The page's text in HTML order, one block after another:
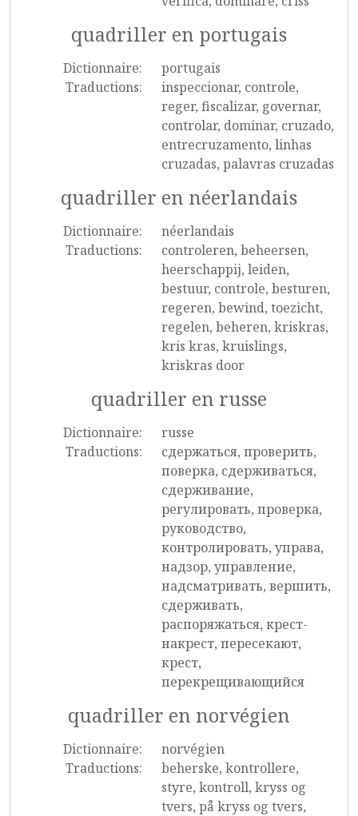
quadriller en portugais
Dictionnaire:
portugais
Traductions:
inspeccionar, controle,
reger, fiscalizar, governar,
controlar, dominar, cruzado,
entrecruzamento, linhas
cruzadas, palavras cruzadas
quadriller en néerlandais
Dictionnaire:
néerlandais
Traductions:
controleren, beheersen,
heerschappij, leiden,
bestuur, controle, besturen,
regeren, bewind, toezicht,
regelen, beheren, kriskras,
kris kras, kruislings,
kriskras door
quadriller en russe
Dictionnaire:
russe
Traductions:
сдержаться, проверить,
поверка, сдерживаться,
сдерживание,
регулировать, проверка,
руководство,
контролировать, управа,
надзор, управление,
надсматривать, вершить,
сдерживать,
распоряжаться, крест-
накрест, пересекают,
крест,
перекрещивающийся
quadriller en norvégien
Dictionnaire:
norvégien
Traductions:
beherske, kontrollere,
styre, kontroll, kryss og
tvers, på kryss og tvers,